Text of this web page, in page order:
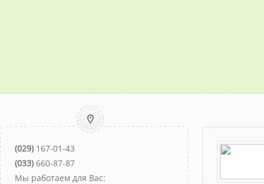
(029) 167-01-43
(033) 660-87-87
Мы работаем для Вас: